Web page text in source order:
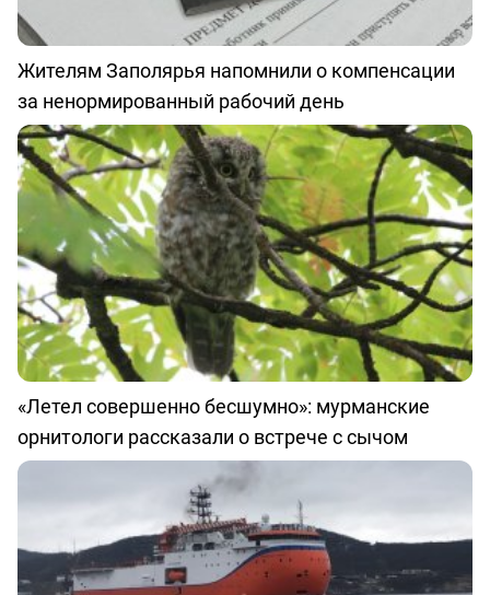
Жителям Заполярья напомнили о компенсации
за ненормированный рабочий день
«Летел совершенно бесшумно»: мурманские
орнитологи рассказали о встрече с сычом